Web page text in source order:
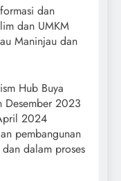
dan
dan UMKM
Maninjau dan
Hub Buya
Desember 2023
2024
pembangunan
dalam proses